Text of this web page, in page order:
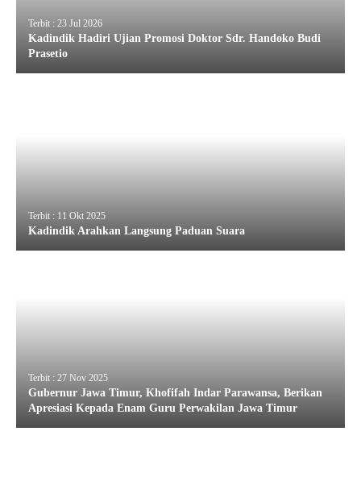
Terbit : 23 Jul 2026
Kadindik Hadiri Ujian Promosi Doktor Sdr. Handoko Budi
Prasetio
Terbit : 11 Okt 2025
Kadindik Arahkan Langsung Paduan Suara
Terbit : 27 Nov 2025
Gubernur Jawa Timur, Khofifah Indar Parawansa, Berikan
Apresiasi Kepada Enam Guru Perwakilan Jawa Timur